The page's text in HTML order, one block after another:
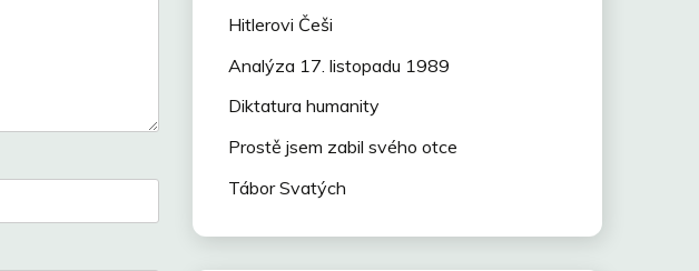
Hitlerovi Češi
Analýza 17. listopadu 1989
Diktatura humanity
Prostě jsem zabil svého otce
Tábor Svatých